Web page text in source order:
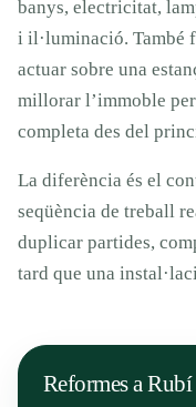
banys, electricitat,
i il·luminació. També
actuar sobre una
millorar l’immoble per
completa des del
La diferència és el
seqüència de treball
duplicar partides,
tard que una
Reformes a